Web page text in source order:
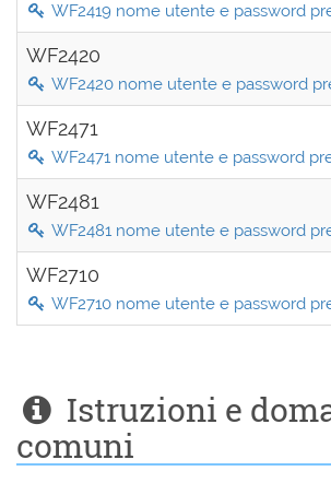
WF2419 nome utente e password
WF2420
WF2420 nome utente e password
WF2471
WF2471 nome utente e password
WF2481
WF2481 nome utente e password
WF2710
WF2710 nome utente e password
Istruzioni e
comuni